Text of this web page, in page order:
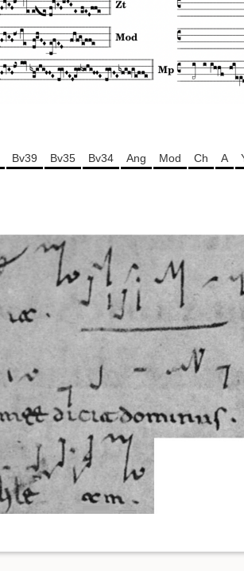
Bv39 Bv35 Bv34 Ang Mod Ch A